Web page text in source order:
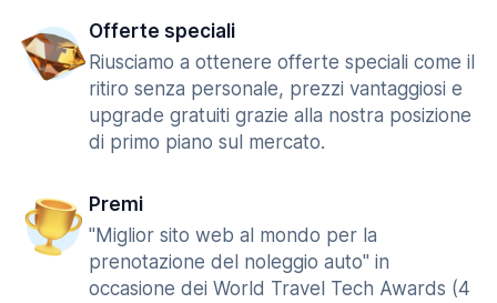
Offerte speciali
Riusciamo a ottenere offerte speciali come il
ritiro senza personale, prezzi vantaggiosi e
upgrade gratuiti grazie alla nostra posizione
di primo piano sul mercato.
Premi
"Miglior sito web al mondo per la
prenotazione del noleggio auto" in
occasione dei World Travel Tech Awards (4